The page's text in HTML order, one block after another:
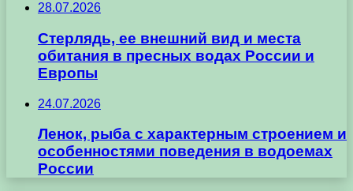
28.07.2026
Стерлядь, ее внешний вид и места
обитания в пресных водах России и
Европы
24.07.2026
Ленок, рыба с характерным строением и
особенностями поведения в водоемах
России